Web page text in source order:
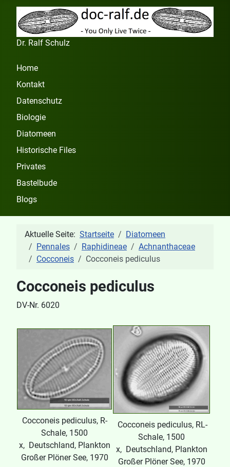
Dr. Ralf Schulz
Home
Kontakt
Datenschutz
Biologie
Diatomeen
Historische Files
Privates
Bastelbude
Blogs
Aktuelle Seite: Startseite
Diatomeen
Pennales
Raphidineae
Achnanthaceae
Cocconeis
Cocconeis pediculus
Cocconeis pediculus
DV-Nr. 6020
Cocconeis pediculus, R-
Schale, 1500
x, Deutschland, Plankton
Großer Plöner See, 1970
Cocconeis pediculus, RL-
Schale, 1500
x, Deutschland, Plankton
Großer Plöner See, 1970